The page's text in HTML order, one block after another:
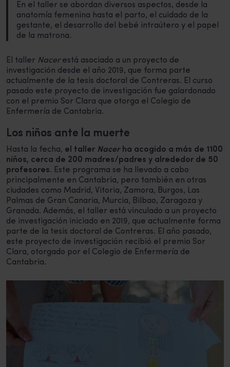
En el taller se abordan diversos aspectos, desde la
anatomía femenina hasta el parto, el cuidado de la
gestante, el desarrollo del bebé intraútero y el papel
de la matrona.
El taller Nacerestá asociado a un proyecto de
investigación desde el año 2019, que forma parte
actualmente de la tesis doctoral de Contreras. El curso
pasado este proyecto de investigación fue galardonado
con el premio Sor Clara que otorga el Colegio de
Enfermería de Cantabria.
Los niños ante la muerte
Hasta la fecha, el taller Nacerha acogido a más de 1100
niños, cerca de 200 madres/padres y alrededor de 50
profesores. Este programa se ha llevado a cabo
principalmente en Cantabria, pero también en otras
ciudades como Madrid, Vitoria, Zamora, Burgos, Las
Palmas de Gran Canaria, Murcia, Bilbao, Zaragoza y
Granada. Además, el taller está vinculado a un proyecto
de investigación iniciado en 2019, que actualmente forma
parte de la tesis doctoral de Contreras. El año pasado,
este proyecto de investigación recibió el premio Sor
Clara, otorgado por el Colegio de Enfermería de
Cantabria.